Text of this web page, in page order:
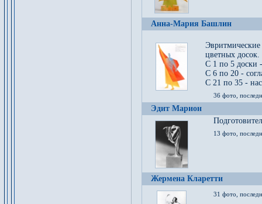
Анна-Мария Башлин
цветных досок.
С 1 по 5 доски
С 6 по 20 -
С 21 по 35 -
36 фото,
Эдит Марион
13 фото,
Жермена Кларетти
31 фото,